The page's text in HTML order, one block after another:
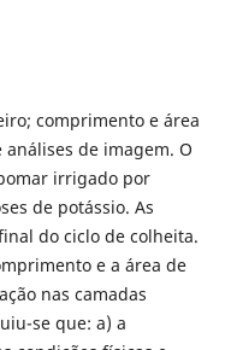
comprimento e área
de imagem. O
irrigado por
de potássio. As
do ciclo de colheita.
e a área de
nas camadas
se que: a) a